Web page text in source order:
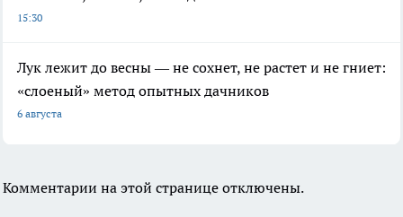
15:30
Лук лежит до весны — не сохнет, не растет и не гниет:
«слоеный» метод опытных дачников
6 августа
Комментарии на этой странице отключены.